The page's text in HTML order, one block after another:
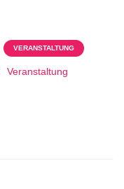
VERANSTALTUNG
Veranstaltung